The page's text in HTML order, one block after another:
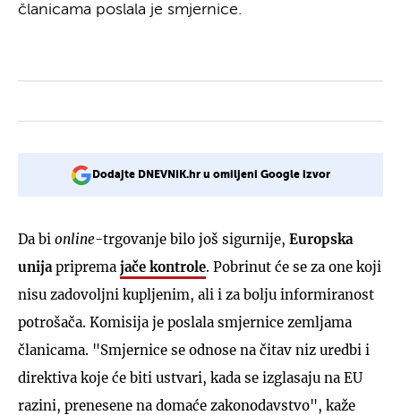
članicama poslala je smjernice.
Dodajte DNEVNIK.hr u omiljeni Google izvor
Da bi online-trgovanje bilo još sigurnije, Europska
unija priprema jače kontrole. Pobrinut će se za one koji
nisu zadovoljni kupljenim, ali i za bolju informiranost
potrošača. Komisija je poslala smjernice zemljama
članicama. "Smjernice se odnose na čitav niz uredbi i
direktiva koje će biti ustvari, kada se izglasaju na EU
razini, prenesene na domaće zakonodavstvo", kaže